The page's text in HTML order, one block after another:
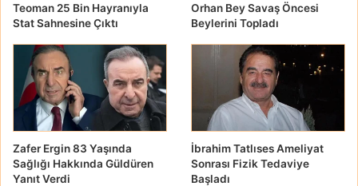
Teoman 25 Bin Hayranıyla
Stat Sahnesine Çıktı
Orhan Bey Savaş Öncesi
Beylerini Topladı
Zafer Ergin 83 Yaşında
Sağlığı Hakkında Güldüren
Yanıt Verdi
İbrahim Tatlıses Ameliyat
Sonrası Fizik Tedaviye
Başladı